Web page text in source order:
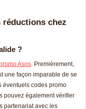
chez
?
Asos. Premièrement,
une façon imparable de se
éventuels codes promo
pouvez également vérifier
partenariat avec les